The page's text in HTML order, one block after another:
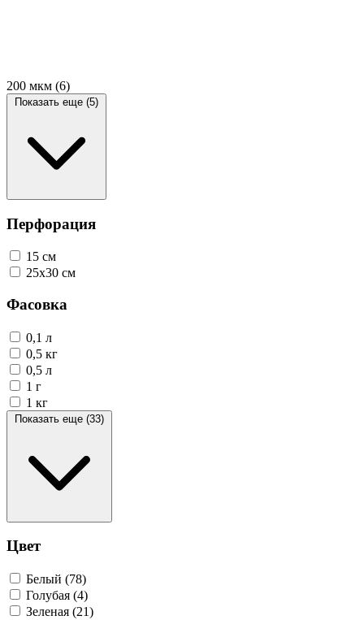
200 мкм (6)
Показать еще (5)
Перфорация
15 см
25х30 см
Фасовка
0,1 л
0,5 кг
0,5 л
1 г
1 кг
Показать еще (33)
Цвет
Белый (78)
Голубая (4)
Зеленая (21)